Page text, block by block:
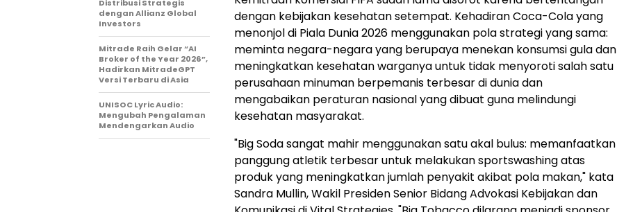
dengan kebijakan kesehatan setempat. Kehadiran Coca-Cola yang
menonjol di Piala Dunia 2026 menggunakan pola strategi yang sama:
meminta negara-negara yang berupaya menekan konsumsi gula dan
meningkatkan kesehatan warganya untuk tidak menyoroti salah satu
perusahaan minuman berpemanis terbesar di dunia dan
mengabaikan peraturan nasional yang dibuat guna melindungi
kesehatan masyarakat.
"Big Soda sangat mahir menggunakan satu akal bulus: memanfaatkan
panggung atletik terbesar untuk melakukan sportswashing atas
produk yang meningkatkan jumlah penyakit akibat pola makan," kata
Sandra Mullin, Wakil Presiden Senior Bidang Advokasi Kebijakan dan
Distribusi Strategis
dengan Allianz Global
Investors
Mitrade Raih Gelar “AI
Broker of the Year 2026”,
Hadirkan MitradeGPT
Versi Terbaru di Asia
UNISOC Lyric Audio:
Mengubah Pengalaman
Mendengarkan Audio